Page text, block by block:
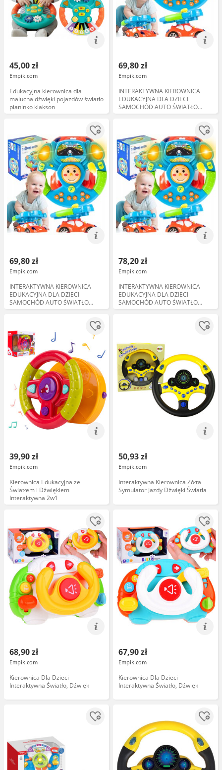
45,00 zł
Empik.com
Edukacyjna kierownica dla
malucha dźwięki pojazdów światło
pianinko klakson
69,80 zł
Empik.com
INTERAKTYWNA KIEROWNICA
EDUKACYJNA DLA DZIECI
SAMOCHÓD AUTO ŚWIATŁO
DŹWIĘK
69,80 zł
Empik.com
INTERAKTYWNA KIEROWNICA
EDUKACYJNA DLA DZIECI
SAMOCHÓD AUTO ŚWIATŁO
DŹWIĘK
78,20 zł
Empik.com
INTERAKTYWNA KIEROWNICA
EDUKACYJNA DLA DZIECI
SAMOCHÓD AUTO ŚWIATŁO
DŹWIĘK
39,90 zł
Empik.com
Kierownica Edukacyjna ze
Światłem i Dźwiękiem
Interaktywna 2w1
50,93 zł
Empik.com
Interaktywna Kierownica Żółta
Symulator Jazdy Dźwięki Światła
68,90 zł
Empik.com
Kierownica Dla Dzieci
Interaktywna Światło, Dźwięk
67,90 zł
Empik.com
Kierownica Dla Dzieci
Interaktywna Światło, Dźwięk